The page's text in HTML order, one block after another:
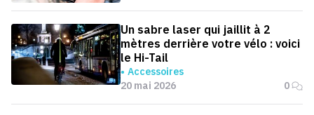
Un sabre laser qui jaillit à 2
mètres derrière votre vélo : voici
le Hi-Tail
Accessoires
20 mai 2026
0